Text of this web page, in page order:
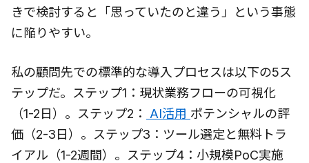
きで検討すると「思っていたのと違う」という事態
に陥りやすい。
私の顧問先での標準的な導入プロセスは以下の5ス
テップだ。ステップ1：現状業務フローの可視化
（1-2日）。ステップ2：
AI活用 ポテンシャルの評
価（2-3日）。ステップ3：ツール選定と無料トラ
イアル（1-2週間）。ステップ4：小規模PoC実施